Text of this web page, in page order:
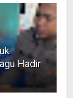
Hadir